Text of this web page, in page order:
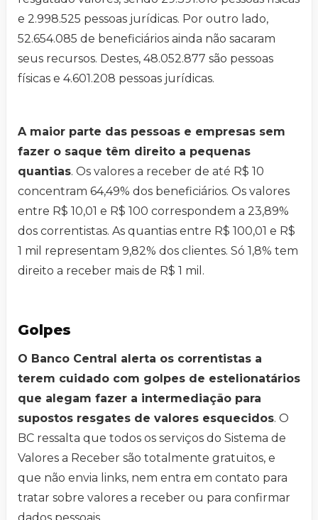
e 2.998.525 pessoas jurídicas. Por outro lado,
52.654.085 de beneficiários ainda não sacaram
seus recursos. Destes, 48.052.877 são pessoas
físicas e 4.601.208 pessoas jurídicas.
A maior parte das pessoas e empresas sem
fazer o saque têm direito a pequenas
quantias. Os valores a receber de até R$ 10
concentram 64,49% dos beneficiários. Os valores
entre R$ 10,01 e R$ 100 correspondem a 23,89%
dos correntistas. As quantias entre R$ 100,01 e R$
1 mil representam 9,82% dos clientes. Só 1,8% tem
direito a receber mais de R$ 1 mil.
Golpes
O Banco Central alerta os correntistas a
terem cuidado com golpes de estelionatários
que alegam fazer a intermediação para
supostos resgates de valores esquecidos. O
BC ressalta que todos os serviços do Sistema de
Valores a Receber são totalmente gratuitos, e
que não envia links, nem entra em contato para
tratar sobre valores a receber ou para confirmar